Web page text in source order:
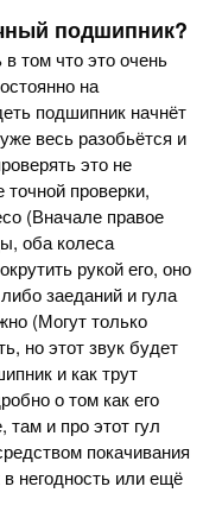
подшипник?
в том что это очень
на
подшипник начнёт
весь разобьётся и
это не
проверки,
(Вначале правое
оба колеса
рукой его, оно
заеданий и гула
(Могут только
но этот звук будет
и как трут
о том как его
там и про этот гул
покачивания
негодность или ещё